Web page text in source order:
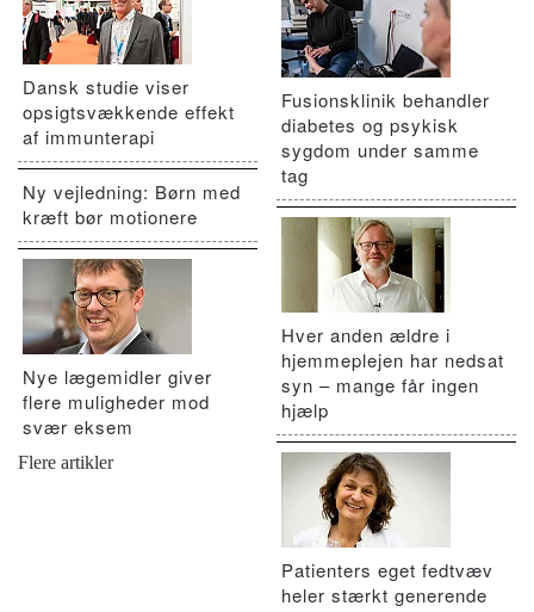
Dansk studie viser
opsigtsvækkende effekt
af immunterapi
Ny vejledning: Børn med
kræft bør motionere
Nye lægemidler giver
flere muligheder mod
svær eksem
Flere artikler
Fusionsklinik behandler
diabetes og psykisk
sygdom under samme
tag
Hver anden ældre i
hjemmeplejen har nedsat
syn – mange får ingen
hjælp
Patienters eget fedtvæv
heler stærkt generende